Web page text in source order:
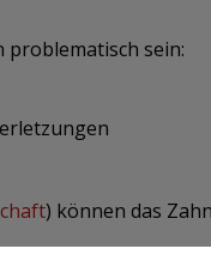
problematisch sein:
) können das